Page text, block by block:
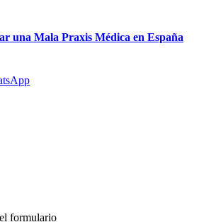
una Mala Praxis Médica en España
formulario